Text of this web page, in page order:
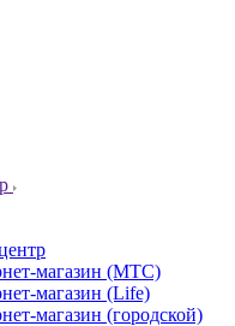
магазин (МТС)
магазин (Life)
магазин (городской)